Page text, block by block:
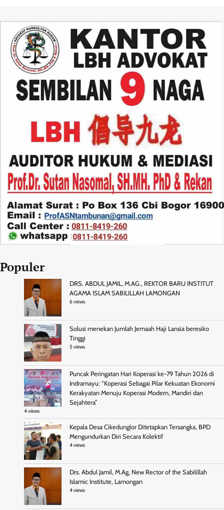
Populer
DRS. ABDUL JAMIL, M.AG., REKTOR BARU INSTITUT
AGAMA ISLAM SABILILLAH LAMONGAN
6 views
Solusi menekan Jumlah Jemaah Haji Lansia beresiko
Tinggi
5 views
Puncak Peringatan Hari Koperasi ke-79 Tahun 2026 di
Indramayu: “Koperasi Sebagai Pilar Kekuatan Ekonomi
Kerakyatan Menuju Koperasi Modern, Mandiri dan
Sejahtera”
4 views
Kepala Desa Cikedunglor Ditetapkan Tersangka, BPD
Mengundurkan Diri Secara Kolektif
4 views
Drs. Abdul Jamil, M.Ag, New Rector of the Sabilillah
Islamic Institute, Lamongan
4 views